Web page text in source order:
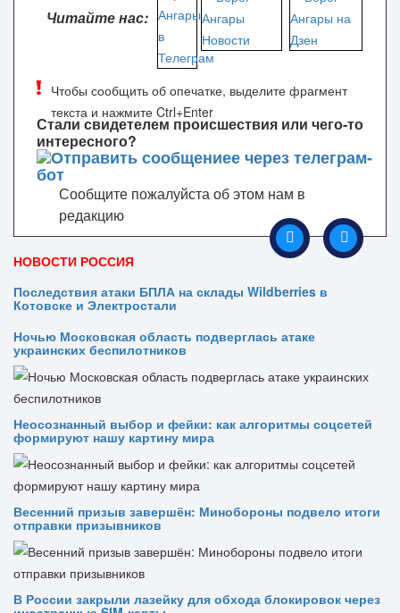
Читайте нас:
Стали свидетелем происшествия или чего-то
интересного?
Сообщите пожалуйста об этом нам в
редакцию
Чтобы сообщить об опечатке, выделите фрагмент
текста и нажмите Ctrl+Enter
НОВОСТИ РОССИЯ
Последствия атаки БПЛА на склады Wildberries в
Котовске и Электростали
Ночью Московская область подверглась атаке
украинских беспилотников
Неосознанный выбор и фейки: как алгоритмы соцсетей
формируют нашу картину мира
Весенний призыв завершён: Минобороны подвело итоги
отправки призывников
В России закрыли лазейку для обхода блокировок через